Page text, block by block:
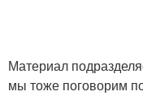
Материал
мы тоже поговорим